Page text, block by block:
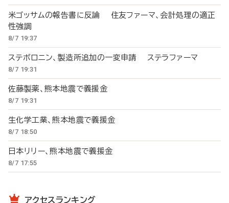
米ゴッサムの報告書に反論 住友ファーマ、会計処理の適正
性強調
8/7 19:37
ステボロニン、製造所追加の一変申請 ステラファーマ
8/7 19:31
佐藤製薬、熊本地震で義援金
8/7 19:31
生化学工業、熊本地震で義援金
8/7 18:50
日本リリー、熊本地震で義援金
8/7 17:55
アクセスランキング